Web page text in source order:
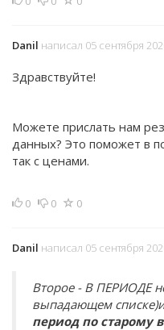
Danil написал 05 сентября
Здравствуйте!
Можете прислать нам
данных? Это поможет в
так с ценами.
0 0 0
Danil написал 05 сентября
Второе - В ПЕРИОДЕ
выпадающем
период по старому